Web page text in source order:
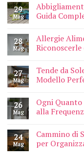
29
Mag
Guida
28
Mag
Allergie
27
Mag
Tende da
Modello
26
Mag
Ogni Quanto
alla
24
Mag
Cammino di
per